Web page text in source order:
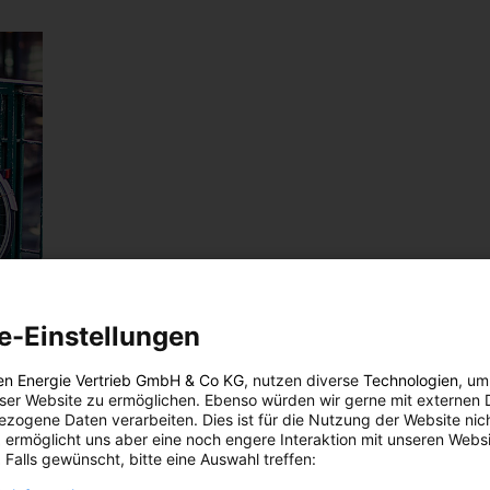
Einstellungen
Energie Vertrieb GmbH & Co KG, nutzen diverse Technologien,
Website zu ermöglichen. Ebenso würden wir gerne mit externen
Daten verarbeiten. Dies ist für die Nutzung der Website
ermöglicht uns aber eine noch engere Interaktion mit unseren
Falls gewünscht, bitte eine Auswahl treffen: